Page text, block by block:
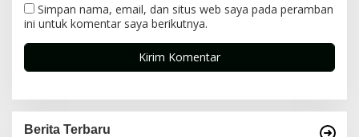
Simpan nama, email, dan situs web saya pada peramban
ini untuk komentar saya berikutnya.
Berita Terbaru